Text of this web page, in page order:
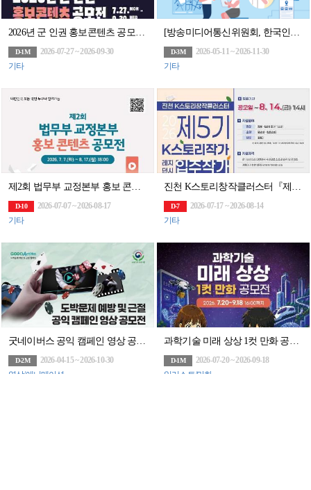
D-1M
2026-07-27 ~ 2026-09-30
기타
D-3M
2026-05-11 ~ 2026-11-30
기타
D-10
2026-07-07 ~ 2026-08-17
기타
D-7
2026-07-17 ~ 2026-08-14
기타
굿네이버스 공익 캠페인 영상 공모전
D-2M
2026-04-15 ~ 2026-10-30
영상/애니메이션
과학기술 미래 상상 1컷 만화 공모전(~9/18)
D-1M
2026-07-20 ~ 2026-09-18
일러스트/만화